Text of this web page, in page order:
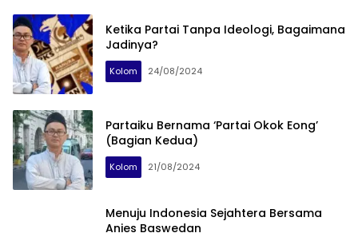
Ketika Partai Tanpa Ideologi, Bagaimana
Jadinya?
Kolom 24/08/2024
Partaiku Bernama ‘Partai Okok Eong’
(Bagian Kedua)
Kolom 21/08/2024
Menuju Indonesia Sejahtera Bersama
Anies Baswedan